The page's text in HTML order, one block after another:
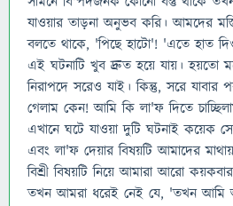
যাওয়ার তাড়না অনুভব করি। আমদের
বলতে থাকে, 'পিছে হাটো'! 'এতে হাত
এই ঘটনাটি খুব দ্রুত হয়ে যায়। হয়তো
নিরাপদে সরেও যাই। কিন্তু, সরে
গেলাম কেন! আমি কি লা'ফ দিতে
এখানে ঘটে যাওয়া দুটি ঘটনাই কয়েক
এবং লা'ফ দেয়ার বিষয়টি আমাদের
বিশ্রী বিষয়টি নিয়ে আমারা আরো কয়কবার
তখন আমরা ধরেই নেই যে, 'তখন আমি